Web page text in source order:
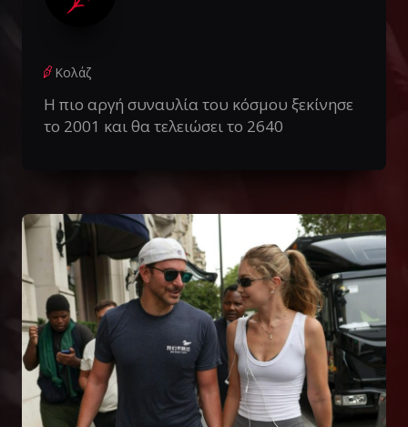
Κολάζ
Η πιο αργή συναυλία του κόσμου ξεκίνησε
το 2001 και θα τελειώσει το 2640